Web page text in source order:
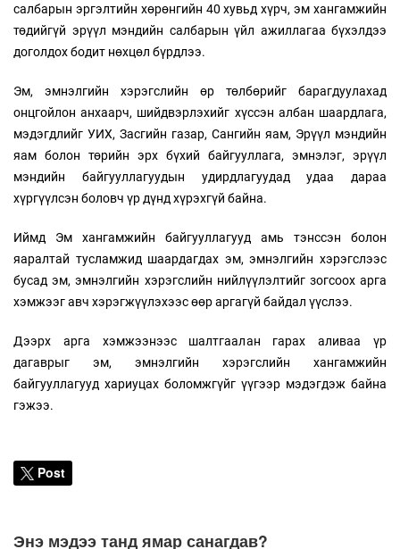
салбарын эргэлтийн хөрөнгийн 40 хувьд хүрч, эм хангамжийн
төдийгүй эрүүл мэндийн салбарын үйл ажиллагаа бүхэлдээ
доголдох бодит нөхцөл бүрдлээ.
Эм, эмнэлгийн хэрэгслийн өр төлбөрийг барагдуулахад
онцгойлон анхаарч, шийдвэрлэхийг хүссэн албан шаардлага,
мэдэгдлийг УИХ, Засгийн газар, Сангийн яам, Эрүүл мэндийн
яам болон төрийн эрх бүхий байгууллага, эмнэлэг, эрүүл
мэндийн байгууллагуудын удирдлагуудад удаа дараа
хүргүүлсэн боловч үр дүнд хүрэхгүй байна.
Иймд Эм хангамжийн байгууллагууд амь тэнссэн болон
яаралтай тусламжид шаардагдах эм, эмнэлгийн хэрэгслээс
бусад эм, эмнэлгийн хэрэгслийн нийлүүлэлтийг зогсоох арга
хэмжээг авч хэрэгжүүлэхээс өөр аргагүй байдал үүслээ.
Дээрх арга хэмжээнээс шалтгаалан гарах аливаа үр
дагаврыг эм, эмнэлгийн хэрэгслийн хангамжийн
байгууллагууд хариуцах боломжгүйг үүгээр мэдэгдэж байна
гэжээ.
Post
Энэ мэдээ танд ямар санагдав?